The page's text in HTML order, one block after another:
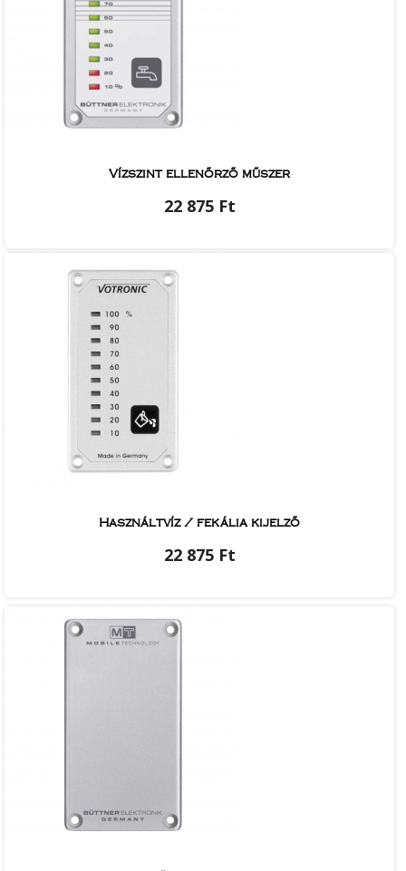
Vízszint ellenőrző műszer
22 875 Ft
Használtvíz / fekália kijelző
22 875 Ft